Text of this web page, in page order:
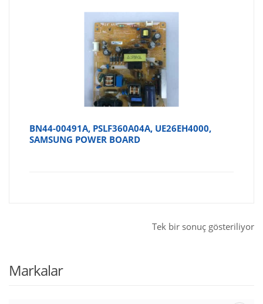
BN44-00491A, PSLF360A04A, UE26EH4000,
SAMSUNG POWER BOARD
Tek bir sonuç gösteriliyor
Markalar